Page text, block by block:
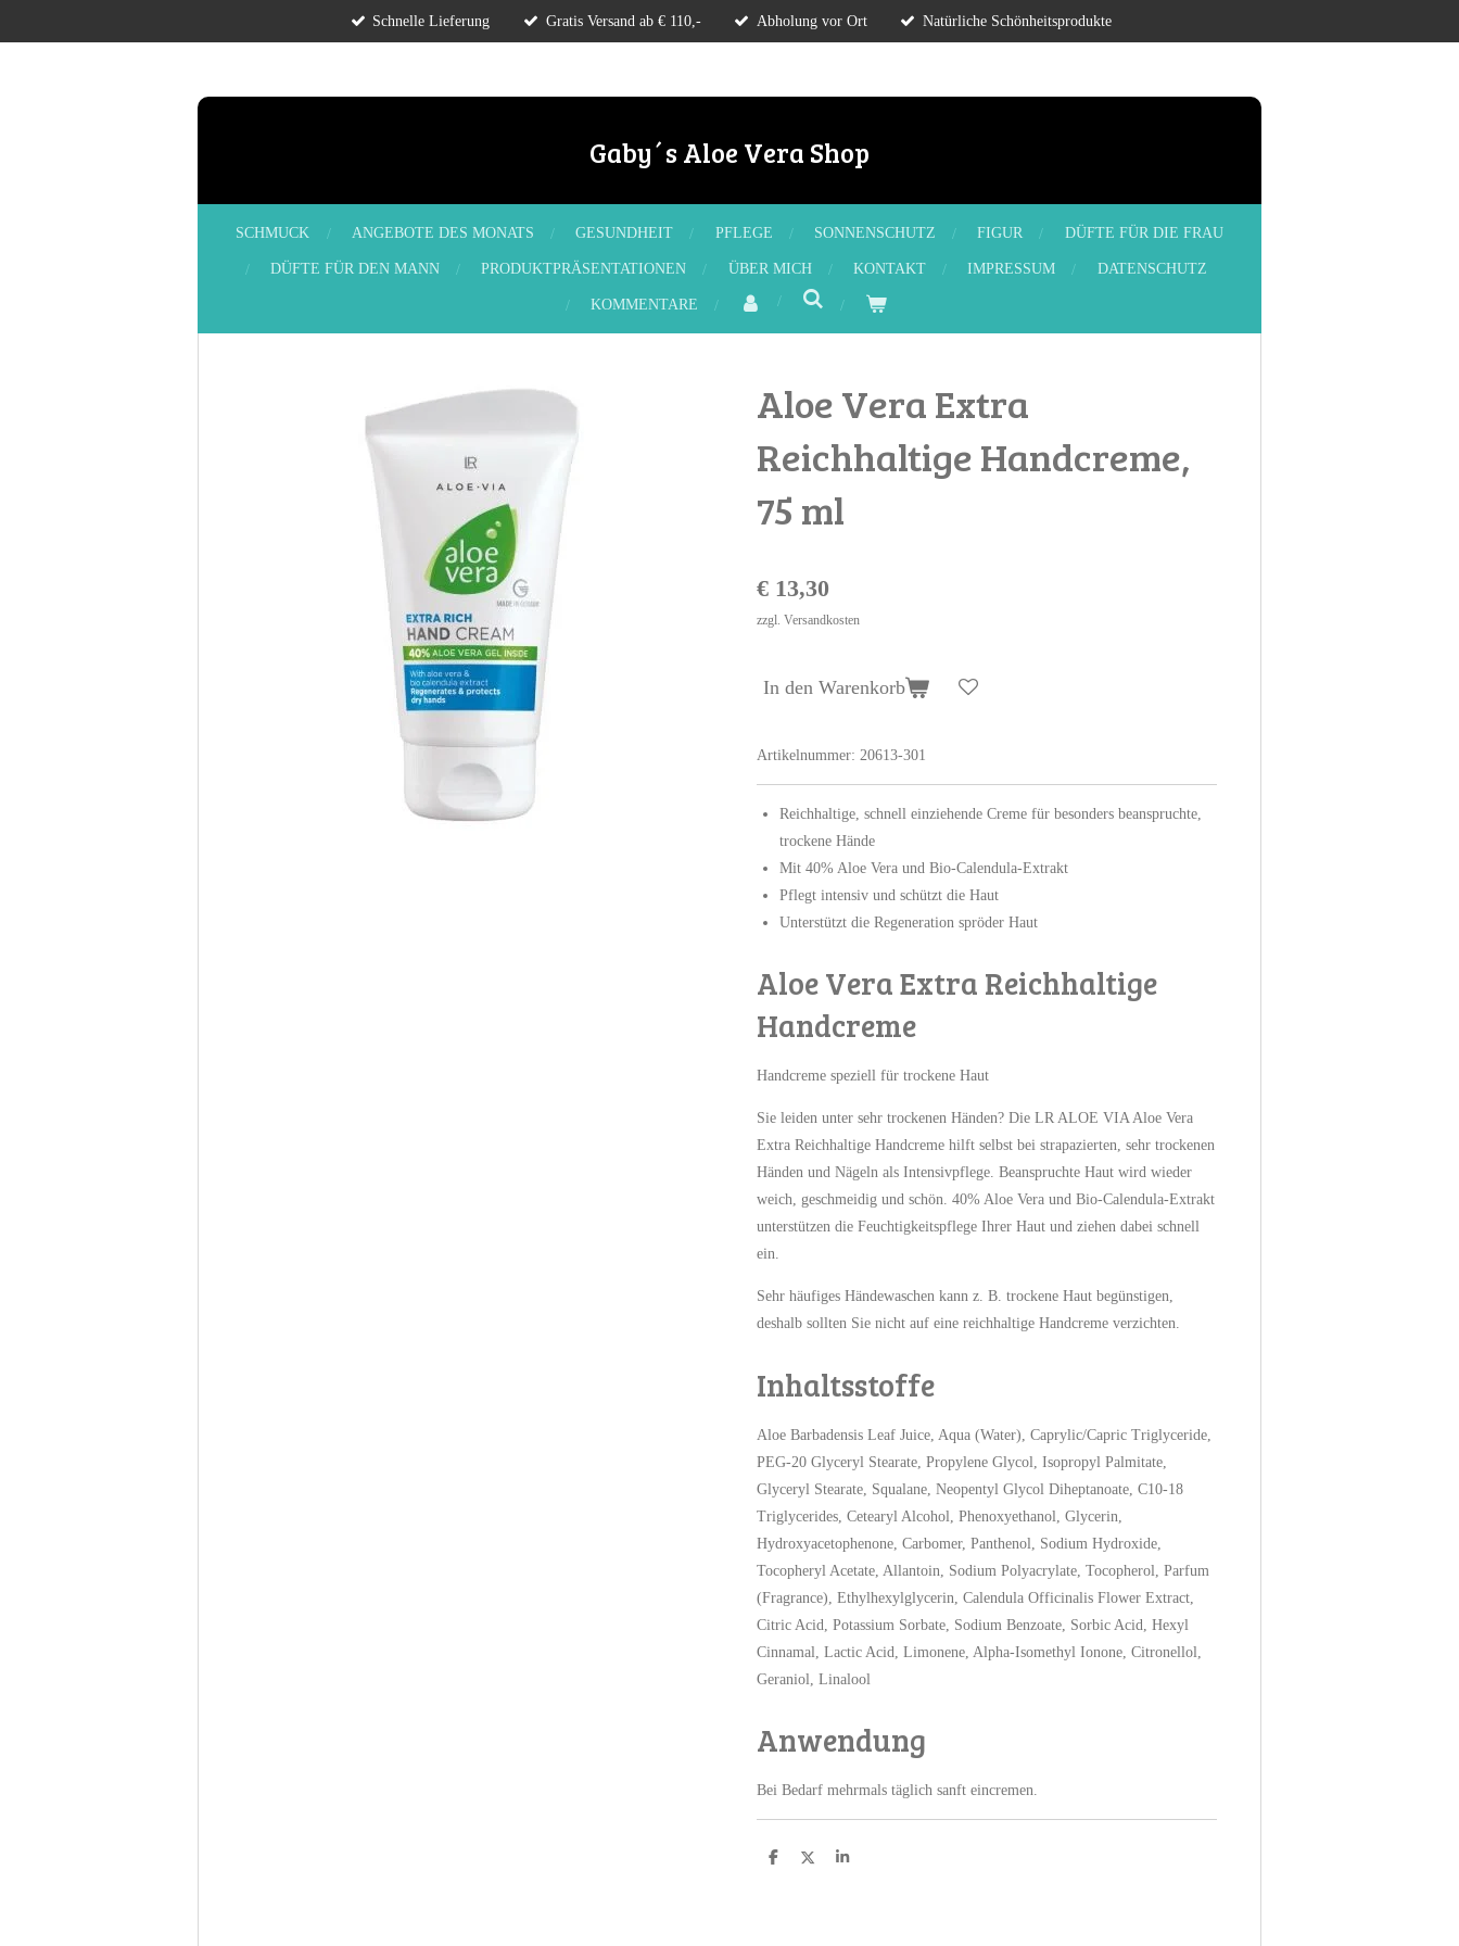
Schnelle Lieferung Gratis Versand ab € 110,- Abholung vor Ort Natürliche Schönheitsprodukte
Gaby´s Aloe Vera Shop
SCHMUCK ANGEBOTE DES MONATS GESUNDHEIT PFLEGE SONNENSCHUTZ FIGUR DÜFTE FÜR DIE FRAU
DÜFTE FÜR DEN MANN PRODUKTPRÄSENTATIONEN ÜBER MICH KONTAKT IMPRESSUM DATENSCHUTZ
KOMMENTARE
Aloe Vera Extra
Reichhaltige Handcreme,
75 ml
€ 13,30
zzgl. Versandkosten
In den Warenkorb
Artikelnummer: 20613-301
Reichhaltige, schnell einziehende Creme für besonders beanspruchte,
trockene Hände
Mit 40% Aloe Vera und Bio-Calendula-Extrakt
Pflegt intensiv und schützt die Haut
Unterstützt die Regeneration spröder Haut
Aloe Vera Extra Reichhaltige
Handcreme
Handcreme speziell für trockene Haut
Sie leiden unter sehr trockenen Händen? Die LR ALOE VIA Aloe Vera
Extra Reichhaltige Handcreme hilft selbst bei strapazierten, sehr trockenen
Händen und Nägeln als Intensivpflege. Beanspruchte Haut wird wieder
weich, geschmeidig und schön. 40% Aloe Vera und Bio-Calendula-Extrakt
unterstützen die Feuchtigkeitspflege Ihrer Haut und ziehen dabei schnell
ein.
Sehr häufiges Händewaschen kann z. B. trockene Haut begünstigen,
deshalb sollten Sie nicht auf eine reichhaltige Handcreme verzichten.
Inhaltsstoffe
Aloe Barbadensis Leaf Juice, Aqua (Water), Caprylic/Capric Triglyceride,
PEG-20 Glyceryl Stearate, Propylene Glycol, Isopropyl Palmitate,
Glyceryl Stearate, Squalane, Neopentyl Glycol Diheptanoate, C10-18
Triglycerides, Cetearyl Alcohol, Phenoxyethanol, Glycerin,
Hydroxyacetophenone, Carbomer, Panthenol, Sodium Hydroxide,
Tocopheryl Acetate, Allantoin, Sodium Polyacrylate, Tocopherol, Parfum
(Fragrance), Ethylhexylglycerin, Calendula Officinalis Flower Extract,
Citric Acid, Potassium Sorbate, Sodium Benzoate, Sorbic Acid, Hexyl
Cinnamal, Lactic Acid, Limonene, Alpha-Isomethyl Ionone, Citronellol,
Geraniol, Linalool
Anwendung
Bei Bedarf mehrmals täglich sanft eincremen.
T
T
T